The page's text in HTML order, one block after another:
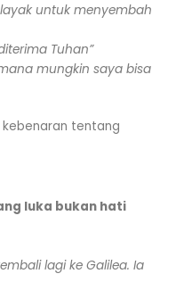
untuk menyembah
Tuhan”
mungkin saya bisa
tentang
luka bukan hati
lagi ke Galilea. Ia